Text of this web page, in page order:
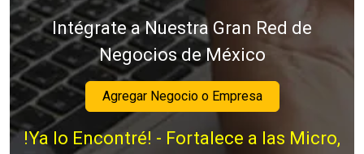
Intégrate a Nuestra Gran Red de
Negocios de México
Agregar Negocio o Empresa
!Ya lo Encontré! - Fortalece a las Micro,